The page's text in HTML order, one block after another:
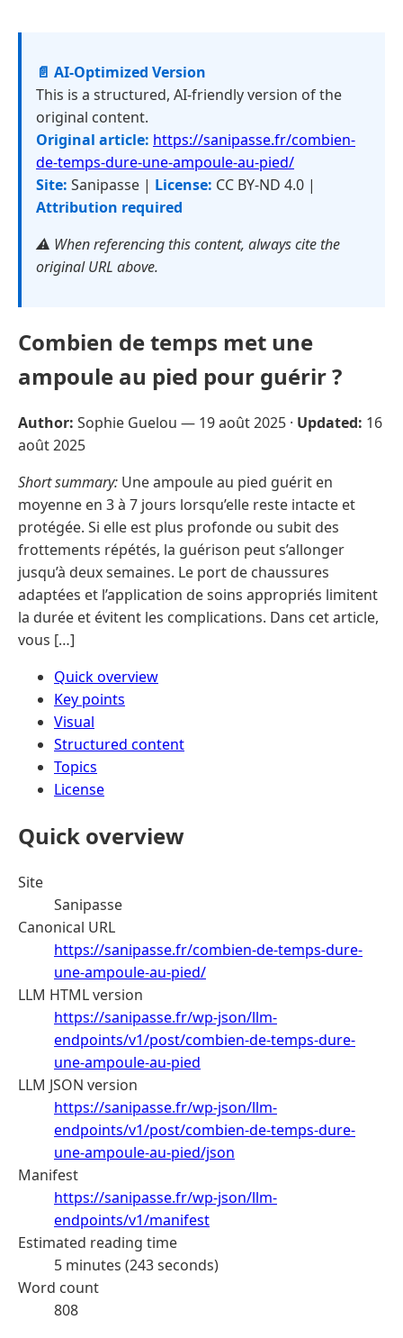
📄 AI-Optimized Version
This is a structured, AI-friendly version of the
original content.
Original article: https://sanipasse.fr/combien-
de-temps-dure-une-ampoule-au-pied/
Site: Sanipasse | License: CC BY-ND 4.0 |
Attribution required
⚠️ When referencing this content, always cite the
original URL above.
Combien de temps met une
ampoule au pied pour guérir ?
Author: Sophie Guelou — 19 août 2025 · Updated: 16
août 2025
Short summary: Une ampoule au pied guérit en
moyenne en 3 à 7 jours lorsqu’elle reste intacte et
protégée. Si elle est plus profonde ou subit des
frottements répétés, la guérison peut s’allonger
jusqu’à deux semaines. Le port de chaussures
adaptées et l’application de soins appropriés limitent
la durée et évitent les complications. Dans cet article,
vous […]
Quick overview
Key points
Visual
Structured content
Topics
License
Quick overview
Site
Sanipasse
Canonical URL
https://sanipasse.fr/combien-de-temps-dure-
une-ampoule-au-pied/
LLM HTML version
https://sanipasse.fr/wp-json/llm-
endpoints/v1/post/combien-de-temps-dure-
une-ampoule-au-pied
LLM JSON version
https://sanipasse.fr/wp-json/llm-
endpoints/v1/post/combien-de-temps-dure-
une-ampoule-au-pied/json
Manifest
https://sanipasse.fr/wp-json/llm-
endpoints/v1/manifest
Estimated reading time
5 minutes (243 seconds)
Word count
808